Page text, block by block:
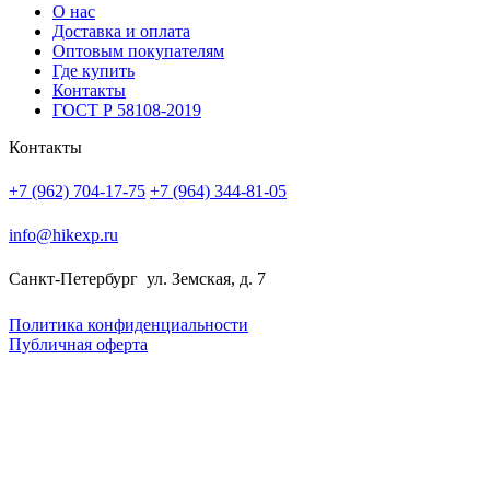
О нас
Доставка и оплата
Оптовым покупателям
Где купить
Контакты
ГОСТ Р 58108-2019
Контакты
+7 (962) 704-17-75 +7 (964) 344-81-05
info@hikexp.ru
Санкт-Петербург ул. Земская, д. 7
Политика конфиденциальности
Публичная оферта